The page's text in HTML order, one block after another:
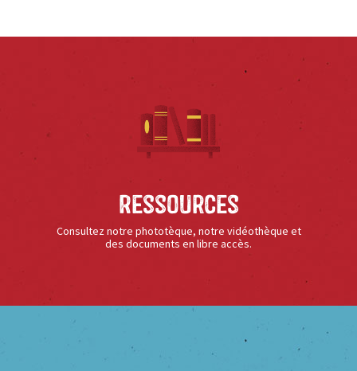
Ressources
Consultez notre phototèque, notre vidéothèque et
des documents en libre accès.